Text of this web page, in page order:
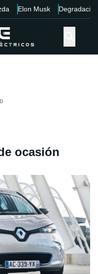
Elon Musk Degradación
ocasión